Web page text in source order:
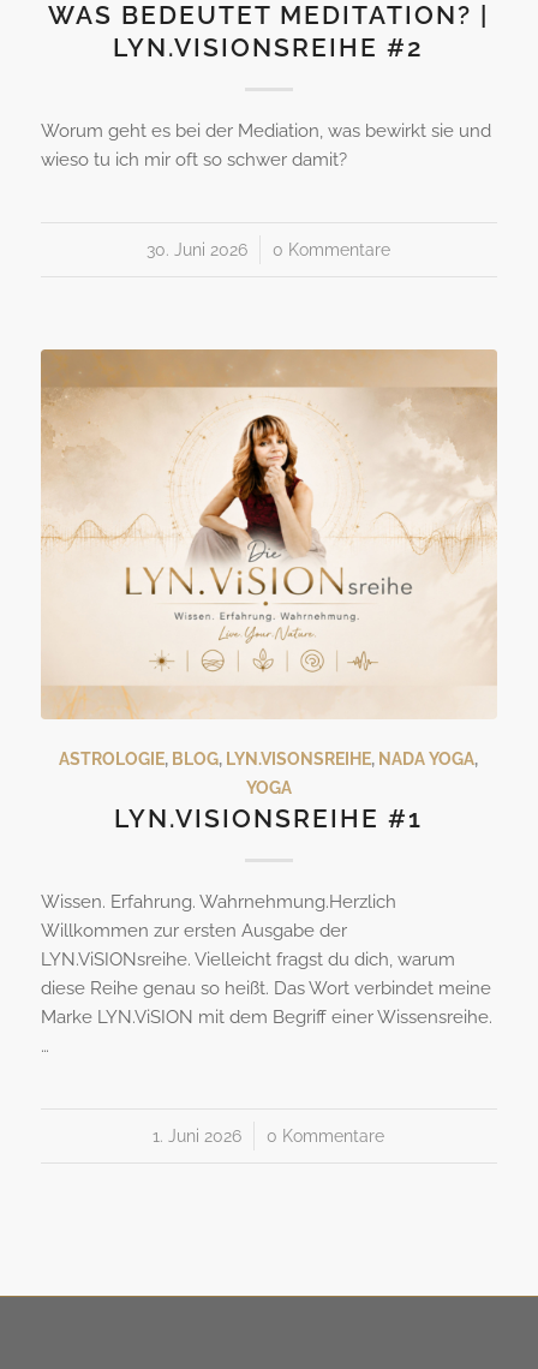
WAS BEDEUTET MEDITATION? |
LYN.VISIONSREIHE #2
Worum geht es bei der Mediation, was bewirkt sie und
wieso tu ich mir oft so schwer damit?
30. Juni 2026
/ 0 Kommentare
ASTROLOGIE, BLOG, LYN.VISONSREIHE, NADA YOGA,
YOGA
LYN.VISIONSREIHE #1
Wissen. Erfahrung. Wahrnehmung.Herzlich
Willkommen zur ersten Ausgabe der
LYN.ViSIONsreihe. Vielleicht fragst du dich, warum
diese Reihe genau so heißt. Das Wort verbindet meine
Marke LYN.ViSION mit dem Begriff einer Wissensreihe.
…
1. Juni 2026
/ 0 Kommentare